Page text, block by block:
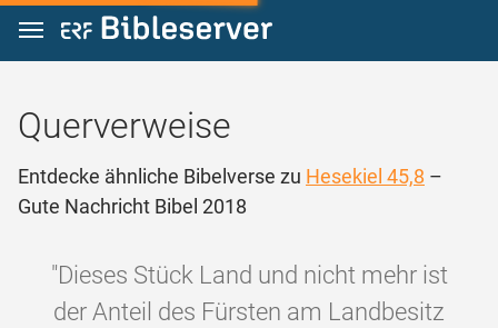
Zum Inhalt springen
Querverweise
Entdecke ähnliche Bibelverse zu Hesekiel 45,8 –
Gute Nachricht Bibel 2018
"Dieses Stück Land und nicht mehr ist
der Anteil des Fürsten am Landbesitz